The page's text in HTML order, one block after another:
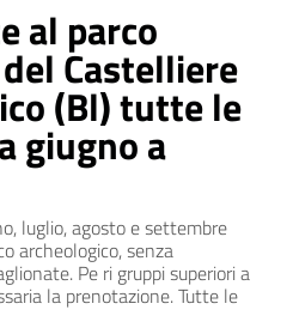
al parco
Castelliere
(Bl) tutte le
giugno a
luglio, agosto e settembre
archeologico, senza
Pe ri gruppi superiori a
la prenotazione. Tutte le